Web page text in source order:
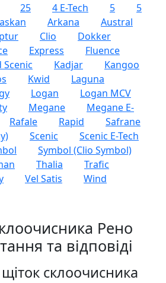
25 4 E-Tech 5
5
Arkana
Austral
Clio
Dokker
Express
Fluence
Scenic Kadjar
Kangoo
Kwid
Laguna
Logan
Logan MCV
Megane
Megane E-
Rafale Rapid
Safrane
Scenic
Scenic E-Tech
Symbol (Clio Symbol)
Thalia
Trafic
Vel Satis
Wind
Рено
та відповіді
склоочисника